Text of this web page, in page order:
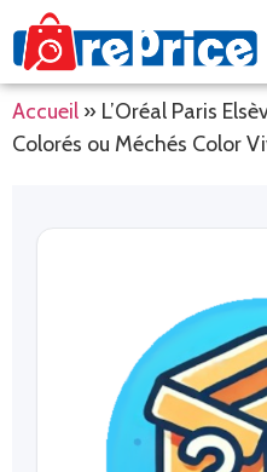
Accueil » L’Oréal Paris
Colorés ou Méchés Color